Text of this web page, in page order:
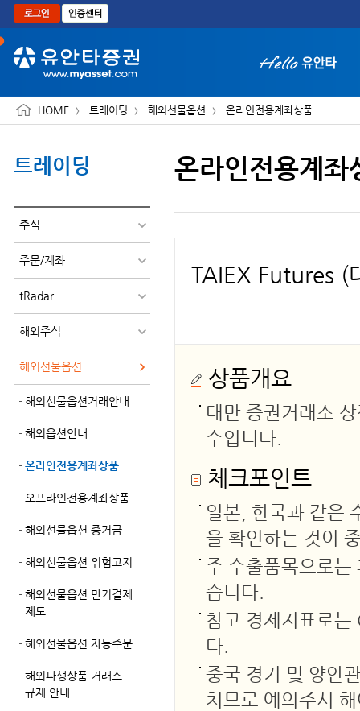
본문으로 바로가기
HOME 트레이딩 해외선물옵션 온라인전용계좌상품
트레이딩
주식
주문/계좌
tRadar
해외주식
해외선물옵션
해외선물옵션거래안내
해외옵션안내
온라인전용계좌상품
오프라인전용계좌상품
해외선물옵션 증거금
해외선물옵션 위험고지
해외선물옵션 만기결제
제도
해외선물옵션 자동주문
해외파생상품 거래소
규제 안내
온라인전용계좌
TAIEX Futures (
상품개요
대만 증권거래소
수입니다.
체크포인트
일본, 한국과 같은
을 확인하는 것이
주 수출품목으로는
습니다.
참고 경제지표로는
다.
중국 경기 및 양안
치므로 예의주시